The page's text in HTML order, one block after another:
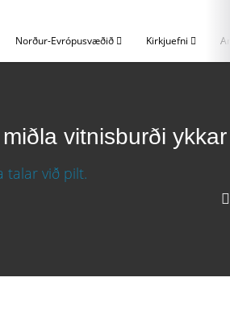
Norður-Evrópusvæðið Kirkjuefni
vitnisburði ykkar